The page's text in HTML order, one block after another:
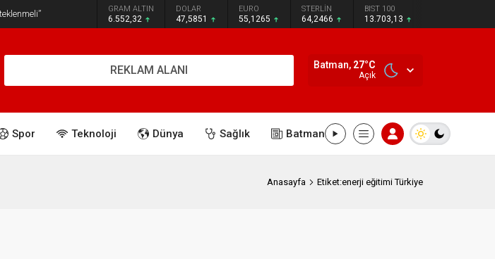
GRAM ALTIN
6.552,32
DOLAR
47,5851
EURO
55,1265
STERLİN
64,2466
BIST 100
13.703,13
REKLAM ALANI Batman, 27°C
Açık
Spor Teknoloji Dünya Sağlık Batman
Anasayfa Etiket:enerji eğitimi Türkiye